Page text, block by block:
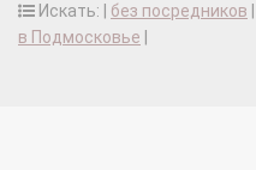
Искать: | без посредников
в Подмосковье